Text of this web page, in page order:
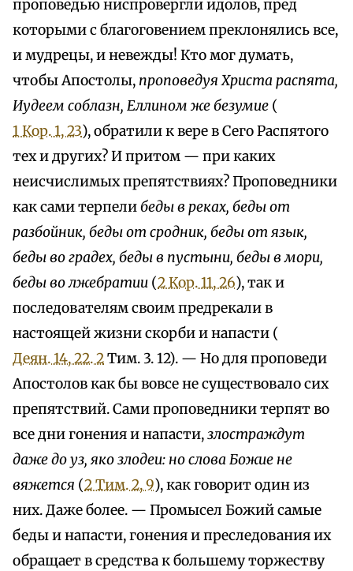
проповедью ниспровергли идолов, пред
которыми с благоговением преклонялись все,
и мудрецы, и невежды! Кто мог думать,
чтобы Апостолы, проповедуя Христа распята,
Иудеем соблазн, Еллином же безумие (
1 Кор. 1, 23), обратили к вере в Сего Распятого
тех и других? И притом — при каких
неисчислимых препятствиях? Проповедники
как сами терпелибеды в реках, беды от
разбойник, беды от сродник, беды от язык,
беды во градех, беды в пустыни, беды в мори,
беды во лжебратии (2 Кор. 11, 26), так и
последователям своим предрекали в
настоящей жизни скорби и напасти (
Деян. 14, 22. 2Тим. 3. 12). — Но для проповеди
Апостолов как бы вовсе не существовало сих
препятствий. Сами проповедники терпят во
все дни гонения и напасти,злостраждут
даже до уз, яко злодеи: но слова Божие не
вяжется (2 Тим. 2, 9), как говорит один из
них. Даже более. — Промысел Божий самые
беды и напасти, гонения и преследования их
обращает в средства к большему торжеству